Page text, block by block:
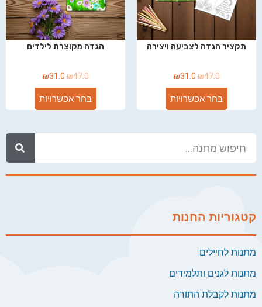
קטגוריות החנות
מתנות לחיילים
מתנות לגנים ותלמידים
מתנות לקבלת התורה
תקציר הגדה לצביעה ויצירה
₪47.0
₪31.0
בחר אפשרויות
הגדה מקוצרת לילדים
₪47.0
₪31.0
בחר אפשרויות